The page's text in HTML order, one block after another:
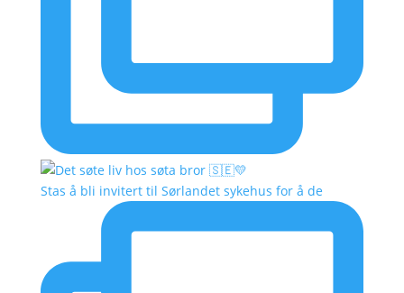
Stas å bli invitert til Sørlandet sykehus for å de